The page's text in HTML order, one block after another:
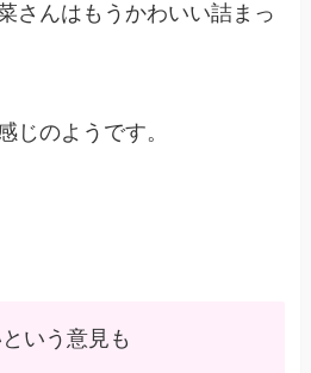
さんはもうかわいい詰まっ
じのようです。
いう意見も